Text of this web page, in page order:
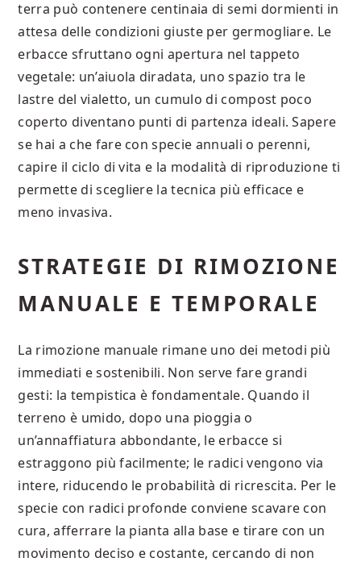
terra può contenere centinaia di semi dormienti in
attesa delle condizioni giuste per germogliare. Le
erbacce sfruttano ogni apertura nel tappeto
vegetale: un’aiuola diradata, uno spazio tra le
lastre del vialetto, un cumulo di compost poco
coperto diventano punti di partenza ideali. Sapere
se hai a che fare con specie annuali o perenni,
capire il ciclo di vita e la modalità di riproduzione ti
permette di scegliere la tecnica più efficace e
meno invasiva.
STRATEGIE DI RIMOZIONE
MANUALE E TEMPORALE
La rimozione manuale rimane uno dei metodi più
immediati e sostenibili. Non serve fare grandi
gesti: la tempistica è fondamentale. Quando il
terreno è umido, dopo una pioggia o
un’annaffiatura abbondante, le erbacce si
estraggono più facilmente; le radici vengono via
intere, riducendo le probabilità di ricrescita. Per le
specie con radici profonde conviene scavare con
cura, afferrare la pianta alla base e tirare con un
movimento deciso e costante, cercando di non